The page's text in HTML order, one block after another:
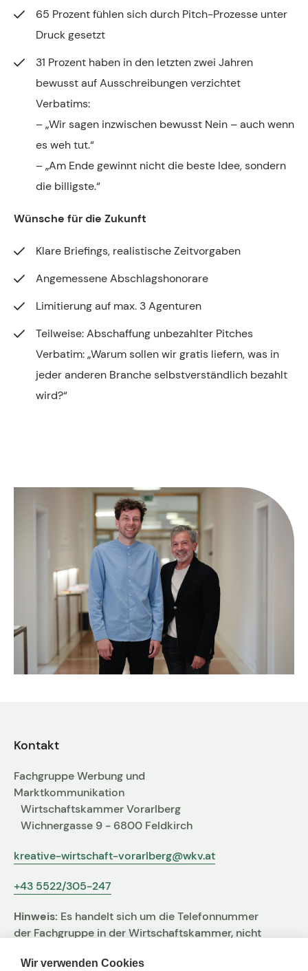
65 Prozent fühlen sich durch Pitch-Prozesse unter
Druck gesetzt
31 Prozent haben in den letzten zwei Jahren
bewusst auf Ausschreibungen verzichtet
Verbatims:
– „Wir sagen inzwischen bewusst Nein – auch wenn
es weh tut.“
– „Am Ende gewinnt nicht die beste Idee, sondern
die billigste.“
Wünsche für die Zukunft
Klare Briefings, realistische Zeitvorgaben
Angemessene Abschlagshonorare
Limitierung auf max. 3 Agenturen
Teilweise: Abschaffung unbezahlter Pitches
Verbatim:„Warum sollen wir gratis liefern, was in
jeder anderen Branche selbstverständlich bezahlt
wird?“
Kontakt
Fachgruppe Werbung und
Marktkommunikation
Wirtschaftskammer Vorarlberg
Wichnergasse 9 - 6800 Feldkirch
kreative-wirtschaft-vorarlberg@wkv.at
+43 5522/305-247
Hinweis: Es handelt sich um die Telefonnummer
der Fachgruppe in der Wirtschaftskammer, nicht
Wir verwenden Cookies